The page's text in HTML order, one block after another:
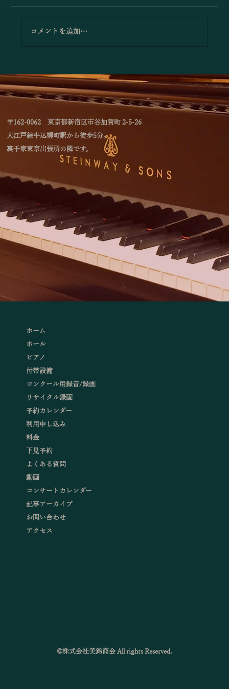
ー」
コメントを追加…
〒162-0062 東京都新宿区市谷加賀町 2-5-26
大江戸線牛込柳町駅から徒歩5分。
裏千家東京出張所の隣です。
ホーム
ホール
ピアノ
付帯設備
コンクール用録音/録画
リサイタル録画
予約カレンダー
利用申し込み
料金
下見予約
よくある質問
動画
コンサートカレンダー
記事アーカイブ
お問い合わせ
アクセス
©株式会社美鈴商会 All rights Reserved.